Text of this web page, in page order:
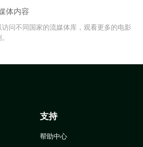
体内容
访问不同国家的流媒体库，观看更多的电影
支持
帮助中心